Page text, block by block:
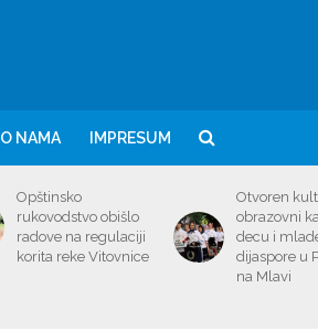
O NAMA IMPRESUM
Opštinsko
rukovodstvo obišlo
radove na regulaciji
korita reke Vitovnice
Otvoren
obrazovni
decu i
dijaspore u
na Mlavi